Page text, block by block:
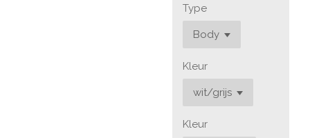
Type
Kleur
Kleur